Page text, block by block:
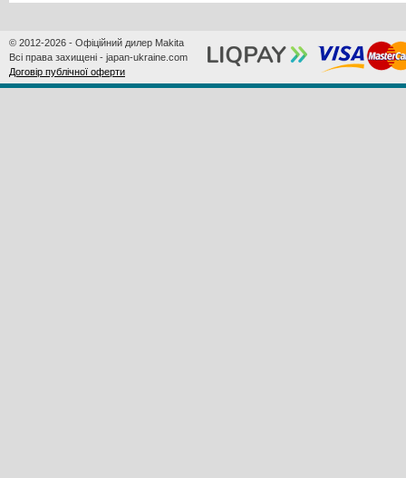
© 2012-2026 - Офіційний дилер Makita
Всі права захищені - japan-ukraine.com
Договір публічної оферти